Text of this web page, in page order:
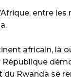
entre les
africain, là
République
du Rwanda se